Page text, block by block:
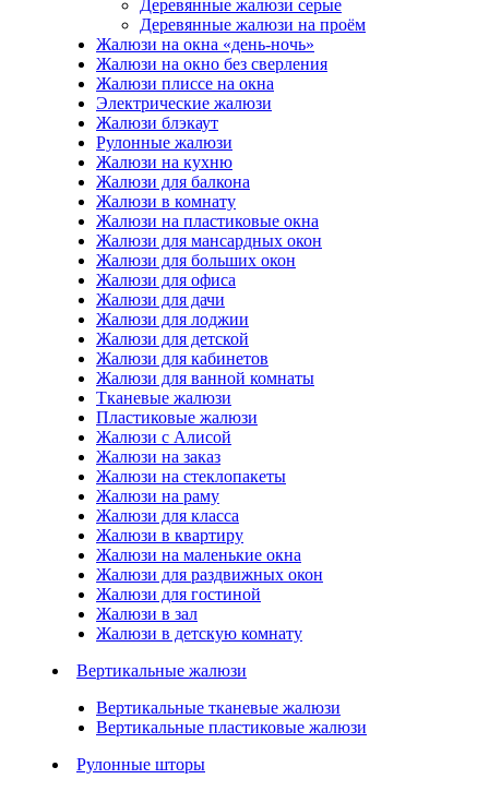
Деревянные жалюзи серые
Деревянные жалюзи на проём
Жалюзи на окна «день-ночь»
Жалюзи на окно без сверления
Жалюзи плиссе на окна
Электрические жалюзи
Жалюзи блэкаут
Рулонные жалюзи
Жалюзи на кухню
Жалюзи для балкона
Жалюзи в комнату
Жалюзи на пластиковые окна
Жалюзи для мансардных окон
Жалюзи для больших окон
Жалюзи для офиса
Жалюзи для дачи
Жалюзи для лоджии
Жалюзи для детской
Жалюзи для кабинетов
Жалюзи для ванной комнаты
Тканевые жалюзи
Пластиковые жалюзи
Жалюзи с Алисой
Жалюзи на заказ
Жалюзи на стеклопакеты
Жалюзи на раму
Жалюзи для класса
Жалюзи в квартиру
Жалюзи на маленькие окна
Жалюзи для раздвижных окон
Жалюзи для гостиной
Жалюзи в зал
Жалюзи в детскую комнату
Вертикальные жалюзи
Вертикальные тканевые жалюзи
Вертикальные пластиковые жалюзи
Рулонные шторы